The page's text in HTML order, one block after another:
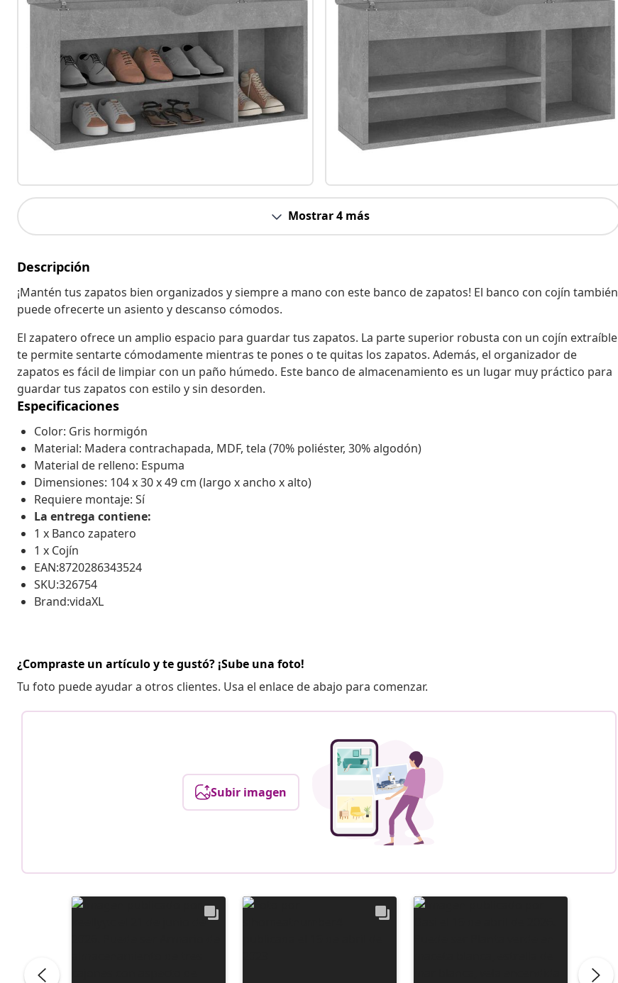
Mostrar 4 más
Descripción
¡Mantén tus zapatos bien organizados y siempre a mano con este banco de zapatos! El banco con cojín también
puede ofrecerte un asiento y descanso cómodos.
El zapatero ofrece un amplio espacio para guardar tus zapatos. La parte superior robusta con un cojín extraíble
te permite sentarte cómodamente mientras te pones o te quitas los zapatos. Además, el organizador de
zapatos es fácil de limpiar con un paño húmedo. Este banco de almacenamiento es un lugar muy práctico para
guardar tus zapatos con estilo y sin desorden.
Especificaciones
Color: Gris hormigón
Material: Madera contrachapada, MDF, tela (70% poliéster, 30% algodón)
Material de relleno: Espuma
Dimensiones: 104 x 30 x 49 cm (largo x ancho x alto)
Requiere montaje: Sí
La entrega contiene:
1 x Banco zapatero
1 x Cojín
EAN:8720286343524
SKU:326754
Brand:vidaXL
¿Compraste un artículo y te gustó? ¡Sube una foto!
Tu foto puede ayudar a otros clientes. Usa el enlace de abajo para comenzar.
Subir imagen